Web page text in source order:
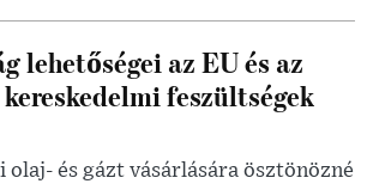
lehetőségei az EU és az
feszültségek
olaj- és gázt vásárlására ösztönözné